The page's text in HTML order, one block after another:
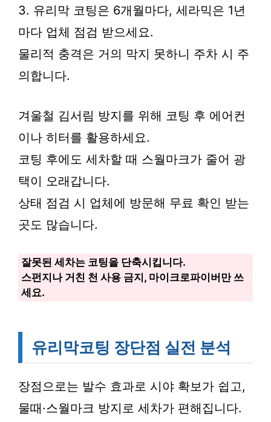
3. 유리막 코팅은 6개월마다, 세라믹은 1년
마다 업체 점검 받으세요.
물리적 충격은 거의 막지 못하니 주차 시 주
의합니다.
겨울철 김서림 방지를 위해 코팅 후 에어컨
이나 히터를 활용하세요.
코팅 후에도 세차할 때 스월마크가 줄어 광
택이 오래갑니다.
상태 점검 시 업체에 방문해 무료 확인 받는
곳도 많습니다.
잘못된 세차는 코팅을 단축시킵니다.
스펀지나 거친 천 사용 금지, 마이크로파이버만 쓰
세요.
유리막코팅 장단점 실전 분석
장점으로는 발수 효과로 시야 확보가 쉽고,
물때·스월마크 방지로 세차가 편해집니다.